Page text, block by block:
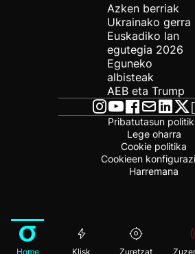
Azken berriak
Ukrainako gerra
Euskadiko lan
egutegia 2026
Eguneko
albisteak
AEB eta Trump
Pribatutasun
Lege oharra
Cookie politika
Cookieen
Harremana
Home Klisk Zuretzat